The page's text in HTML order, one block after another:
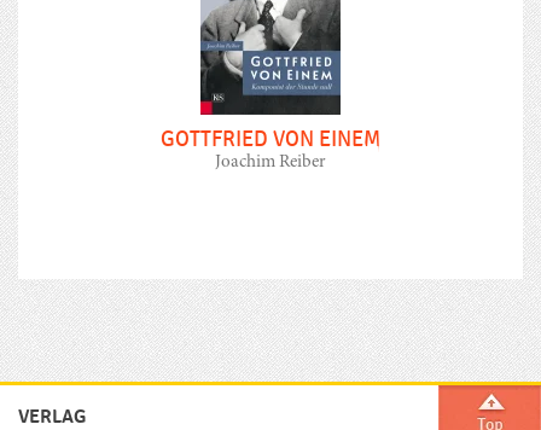
GOTTFRIED VON EINEM
Joachim Reiber
VERLAG